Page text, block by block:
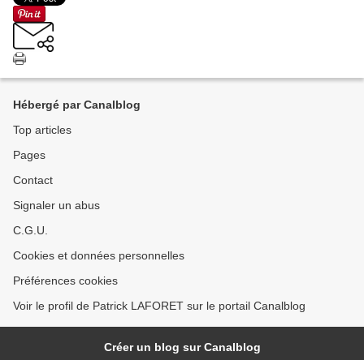
Hébergé par Canalblog
Top articles
Pages
Contact
Signaler un abus
C.G.U.
Cookies et données personnelles
Préférences cookies
Voir le profil de Patrick LAFORET sur le portail Canalblog
Créer un blog sur Canalblog